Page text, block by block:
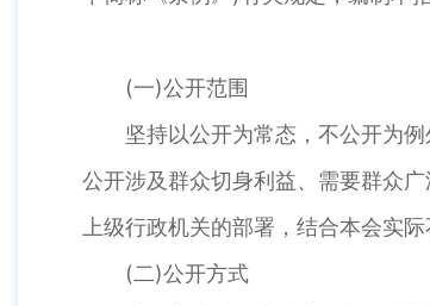
(一)公开范围
坚持以公开为常态，不公开为例
公开涉及群众切身利益、需要群众
上级行政机关的部署，结合本会实际
(二)公开方式